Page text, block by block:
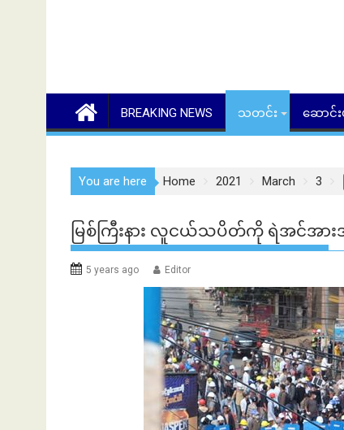
BREAKING NEWS သတင်း ဆောင်း
You are here Home 2021 March 3
မြစ်ကြီးနား လူငယ်သပိတ်ကို ရဲအင်အား
5 years ago Editor